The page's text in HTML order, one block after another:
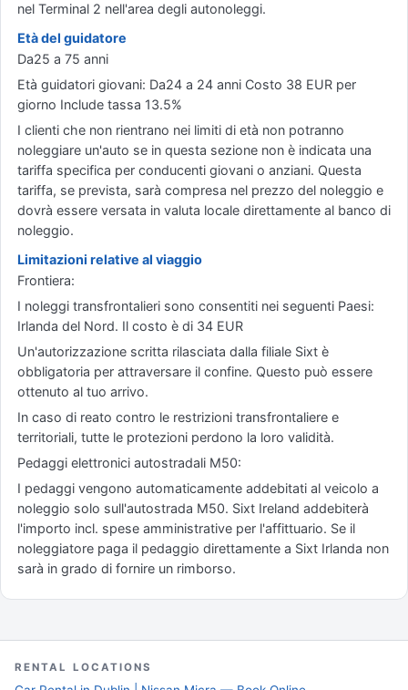
nel Terminal 2 nell'area degli autonoleggi.
Età del guidatore
Da25 a 75 anni
Età guidatori giovani: Da24 a 24 anni Costo 38 EUR per
giorno Include tassa 13.5%
I clienti che non rientrano nei limiti di età non potranno
noleggiare un'auto se in questa sezione non è indicata una
tariffa specifica per conducenti giovani o anziani. Questa
tariffa, se prevista, sarà compresa nel prezzo del noleggio e
dovrà essere versata in valuta locale direttamente al banco di
noleggio.
Limitazioni relative al viaggio
Frontiera:
I noleggi transfrontalieri sono consentiti nei seguenti Paesi:
Irlanda del Nord. Il costo è di 34 EUR
Un'autorizzazione scritta rilasciata dalla filiale Sixt è
obbligatoria per attraversare il confine. Questo può essere
ottenuto al tuo arrivo.
In caso di reato contro le restrizioni transfrontaliere e
territoriali, tutte le protezioni perdono la loro validità.
Pedaggi elettronici autostradali M50:
I pedaggi vengono automaticamente addebitati al veicolo a
noleggio solo sull'autostrada M50. Sixt Ireland addebiterà
l'importo incl. spese amministrative per l'affittuario. Se il
noleggiatore paga il pedaggio direttamente a Sixt Irlanda non
sarà in grado di fornire un rimborso.
RENTAL LOCATIONS